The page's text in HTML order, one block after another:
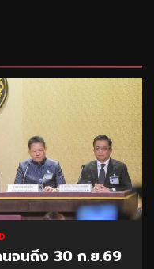
จนถึง 30 ก.ย.69